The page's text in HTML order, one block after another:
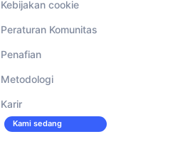
Kebijakan cookie
Peraturan Komunitas
Penafian
Metodologi
Karir
Kami sedang
merekrut!